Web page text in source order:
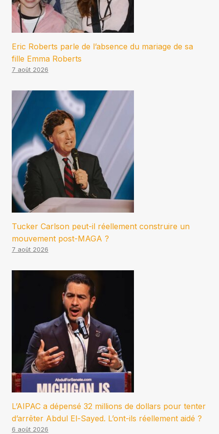
Eric Roberts parle de l’absence du mariage de sa
fille Emma Roberts
7 août 2026
Tucker Carlson peut-il réellement construire un
mouvement post-MAGA ?
7 août 2026
L’AIPAC a dépensé 32 millions de dollars pour tenter
d’arrêter Abdul El-Sayed. L’ont-ils réellement aidé ?
6 août 2026